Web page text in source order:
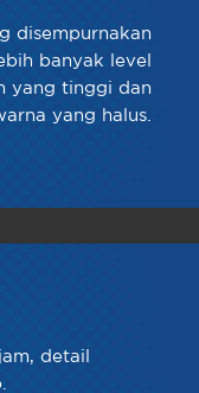
disempurnakan
banyak level
yang tinggi dan
yang halus.
detail